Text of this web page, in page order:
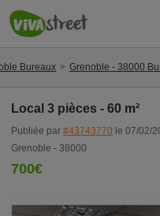
Bureaux Grenoble - 38000
Local 3 pièces - 60 m²
Publiée par #43743770 le 07/02/
Grenoble - 38000
700€